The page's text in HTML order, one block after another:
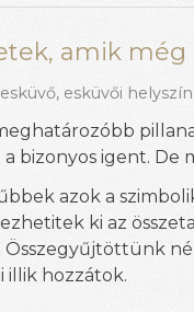
amik
esküvő, esküvői helyszín
a bizonyos igent.
azok a
ki az
Összegyűjtöttünk
illik hozzátok.